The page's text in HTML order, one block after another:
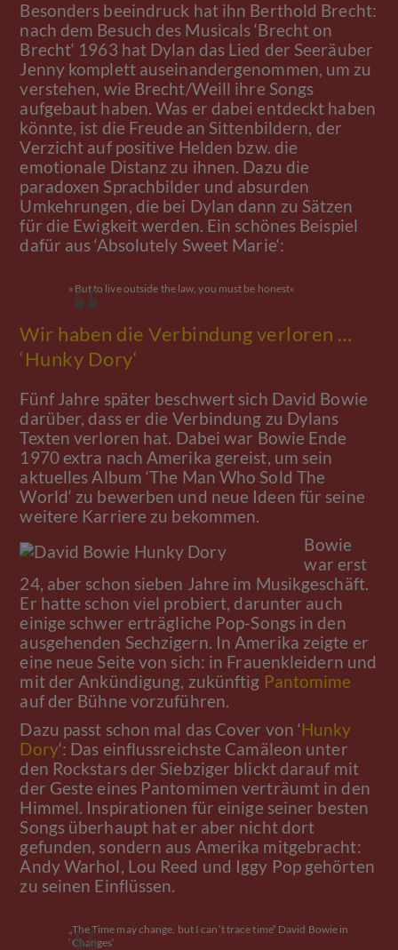
Besonders beeindruck hat ihn Berthold Brecht:
nach dem Besuch des Musicals ‘Brecht on
Brecht‘ 1963 hat Dylan das Lied der Seeräuber
Jenny komplett auseinandergenommen, um zu
verstehen, wie Brecht/Weill ihre Songs
aufgebaut haben. Was er dabei entdeckt haben
könnte, ist die Freude an Sittenbildern, der
Verzicht auf positive Helden bzw. die
emotionale Distanz zu ihnen. Dazu die
paradoxen Sprachbilder und absurden
Umkehrungen, die bei Dylan dann zu Sätzen
für die Ewigkeit werden. Ein schönes Beispiel
dafür aus ‘Absolutely Sweet Marie‘:
»But to live outside the law, you must be honest«
Wir haben die Verbindung verloren …
‘Hunky Dory‘
Fünf Jahre später beschwert sich David Bowie
darüber, dass er die Verbindung zu Dylans
Texten verloren hat. Dabei war Bowie Ende
1970 extra nach Amerika gereist, um sein
aktuelles Album ‘The Man Who Sold The
World‘ zu bewerben und neue Ideen für seine
weitere Karriere zu bekommen.
Bowie
war erst
24, aber schon sieben Jahre im Musikgeschäft.
Er hatte schon viel probiert, darunter auch
einige schwer erträgliche Pop-Songs in den
ausgehenden Sechzigern. In Amerika zeigte er
eine neue Seite von sich: in Frauenkleidern und
mit der Ankündigung, zukünftig Pantomime
auf der Bühne vorzuführen.
Dazu passt schon mal das Cover von ‘Hunky
Dory‘: Das einflussreichste Camäleon unter
den Rockstars der Siebziger blickt darauf mit
der Geste eines Pantomimen verträumt in den
Himmel. Inspirationen für einige seiner besten
Songs überhaupt hat er aber nicht dort
gefunden, sondern aus Amerika mitgebracht:
Andy Warhol, Lou Reed und Iggy Pop gehörten
zu seinen Einflüssen.
„The Time may change, but I can’t trace time“ David Bowie in
‘Changes‘